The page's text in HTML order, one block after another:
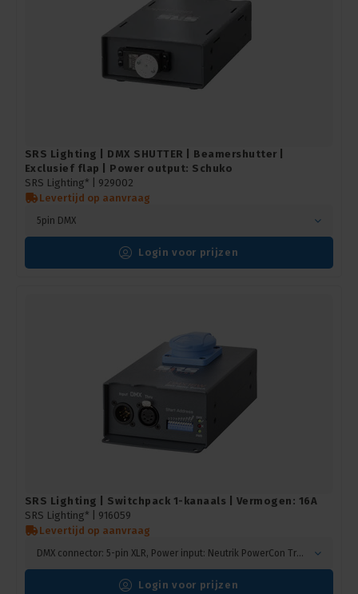
SRS Lighting | DMX SHUTTER | Beamershutter |
Exclusief flap | Power output: Schuko
SRS Lighting* | 929002
Levertijd op aanvraag
5pin DMX
Login voor prijzen
SRS Lighting | Switchpack 1-kanaals | Vermogen: 16A
SRS Lighting* | 916059
Levertijd op aanvraag
DMX connector: 5-pin XLR, Power input: Neutrik PowerCon True1, Power output: Neutrik PowerCon True1
Login voor prijzen